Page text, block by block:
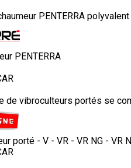
PENTERRA
PENTERRA
de vibroculteurs portés se
porté - V - VR - VR NG - VR